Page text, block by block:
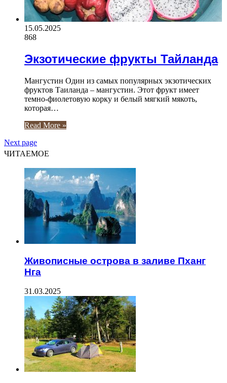
15.05.2025
868
Экзотические фрукты Тайланда
Мангустин Один из самых популярных экзотических
фруктов Таиланда – мангустин. Этот фрукт имеет
темно-фиолетовую корку и белый мягкий мякоть,
которая…
Read More »
Next page
ЧИТАЕМОЕ
Живописные острова в заливе Пханг
Нга
31.03.2025